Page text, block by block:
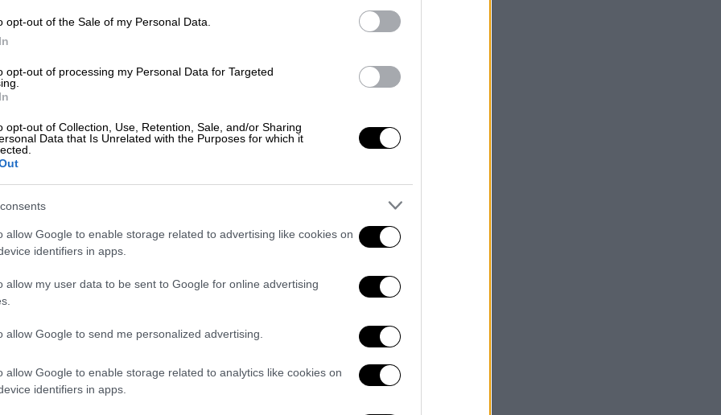
opt-out of the Sale of my Personal Data.
opt-out of processing my Personal Data for Targeted
opt-out of Collection, Use, Retention, Sale, and/or Sharing
Data that Is Unrelated with the Purposes for which it
allow Google to enable storage related to advertising like cookies on
identifiers in apps.
allow my user data to be sent to Google for online advertising
allow Google to send me personalized advertising.
allow Google to enable storage related to analytics like cookies on
identifiers in apps.
Γάζα: Η Χαμάς παρέδωσε τις
προειδοποιεί για «σημαντικές
καθυστερήσεις»
του περάσματος της Ράφα θα
καθυστερήσει την παράδοση των
Κόσμος| 20.06.2025 04:00
δεινοσαύρου βρέθηκαν ξεχασμένα
Ήταν πρόγονος του T-Rex
O «πρόγονος» του T-Rex ήταν πολύ
μικρότερος σε μέγεθος,